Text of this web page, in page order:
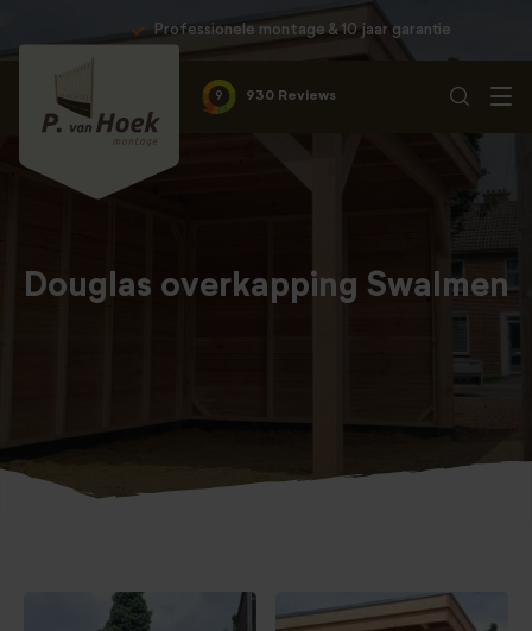
Professionele montage & 10 jaar garantie
9 930 Reviews
Douglas overkapping Swalmen